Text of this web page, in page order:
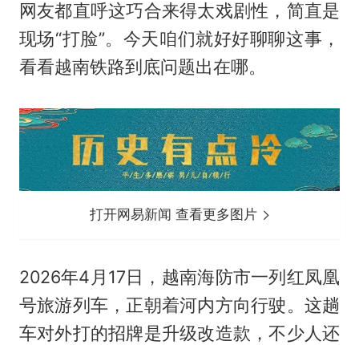
网友都直呼这巧合来得太戏剧性，简直是
现场“打脸”。今天咱们就好好聊聊这事，
看看越南铁路到底问题出在哪。
打开网易新闻 查看更多图片
2026年4月17日，越南海防市一列红凤凰
号旅游列车，正朝着河内方向行驶。这趟
车对外打的招牌是升级改造款，不少人还